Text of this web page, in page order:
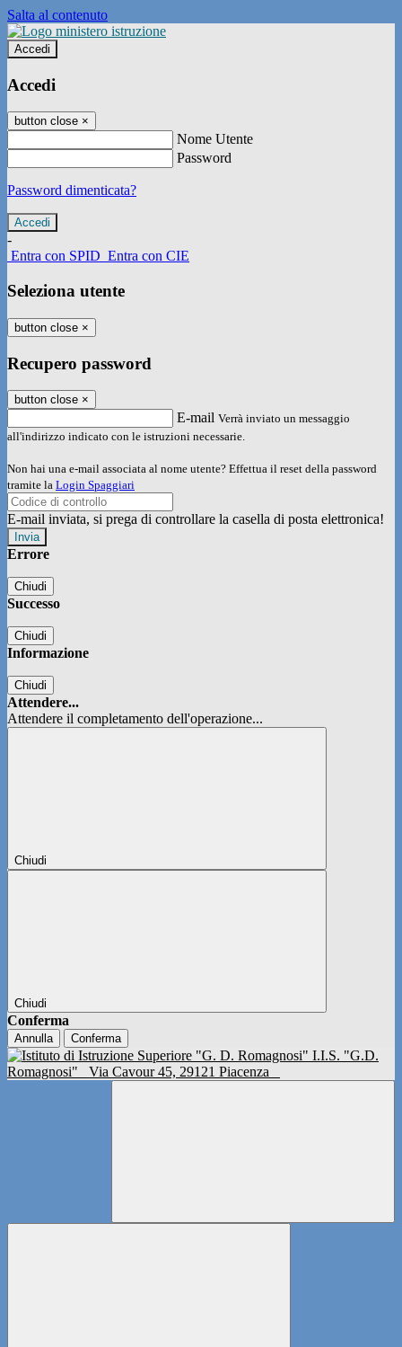
Salta al contenuto
Accedi
Accedi
button close ×
Nome Utente
Password
Password dimenticata?
-
Entra con SPID Entra con CIE
Seleziona utente
button close ×
Recupero password
button close ×
E-mail Verrà inviato un messaggio
all'indirizzo indicato con le istruzioni necessarie.
Non hai una e-mail associata al nome utente? Effettua il reset della password
tramite la Login Spaggiari
E-mail inviata, si prega di controllare la casella di posta elettronica!
Errore
Chiudi
Successo
Chiudi
Informazione
Chiudi
Attendere...
Attendere il completamento dell'operazione...
Chiudi
Chiudi
Conferma
Annulla Conferma
I.I.S. "G.D.
Romagnosi"
Via Cavour 45, 29121 Piacenza